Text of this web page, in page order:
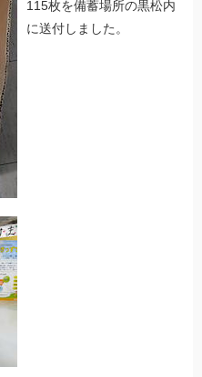
115枚を備蓄場所の黒松内
に送付しました。